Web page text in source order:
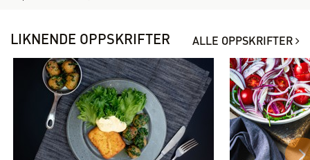
LIKNENDE OPPSKRIFTER ALLE OPPSKRIFTER